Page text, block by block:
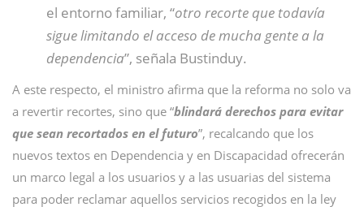
el entorno familiar, “otro recorte que todavía
sigue limitando el acceso de mucha gente a la
dependencia”, señala Bustinduy.
A este respecto, el ministro afirma que la reforma no solo va
a revertir recortes, sino que “blindará derechos para evitar
que sean recortados en el futuro”, recalcando que los
nuevos textos en Dependencia y en Discapacidad ofrecerán
un marco legal a los usuarios y a las usuarias del sistema
para poder reclamar aquellos servicios recogidos en la ley